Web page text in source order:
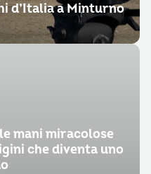
d’Italia a Minturno
mani miracolose
che diventa uno